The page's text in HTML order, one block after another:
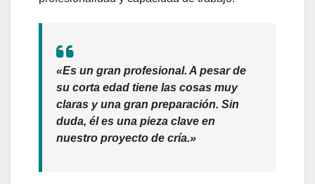
«Es un gran profesional. A pesar de
su corta edad tiene las cosas muy
claras y una gran preparación. Sin
duda, él es una pieza clave en
nuestro proyecto de cría.»